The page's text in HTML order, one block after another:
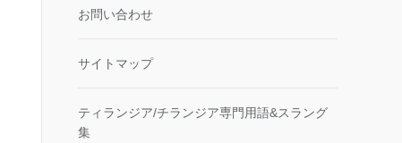
お問い合わせ
サイトマップ
ティランジア/チランジア専門用語&スラング
集